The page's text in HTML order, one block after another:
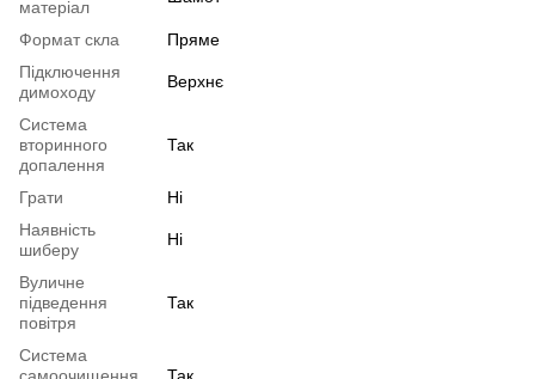
матеріал
Формат скла
Пряме
Підключення
димоходу
Верхнє
Система
вторинного
допалення
Так
Грати
Ні
Наявність
шиберу
Ні
Вуличне
підведення
повітря
Так
Система
самоочищення
Так